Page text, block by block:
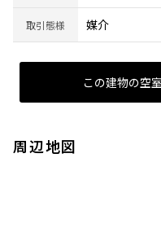
取引態様 媒介
この建物の空
周辺地図